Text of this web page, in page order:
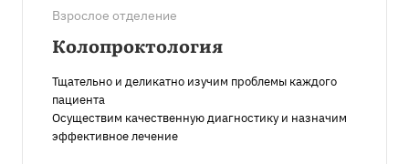
Взрослое отделение
Колопроктология
Тщательно и деликатно изучим проблемы каждого
пациента
Осуществим качественную диагностику и назначим
эффективное лечение